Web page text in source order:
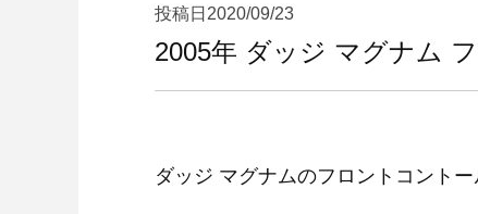
投稿日 2020/09/23
2005年 ダッジ マグナム
ダッジ マグナムのフロントコント